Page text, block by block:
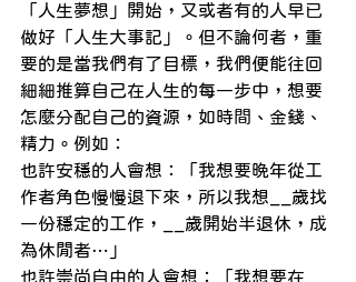
「人生夢想」開始，又或者有的人早已
做好「人生大事記」。但不論何者，重
要的是當我們有了目標，我們便能往回
細細推算自己在人生的每一步中，想要
怎麼分配自己的資源，如時間、金錢、
精力。例如：
也許安穩的人會想：「我想要晚年從工
作者角色慢慢退下來，所以我想__歲找
一份穩定的工作，__歲開始半退休，成
為休閒者…」
也許崇尚自由的人會想：「我想要在__